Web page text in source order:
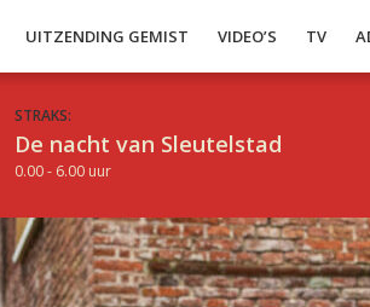
UITZENDING GEMIST VIDEO’S TV
STRAKS:
De nacht van Sleutelstad
0.00 - 6.00 uur